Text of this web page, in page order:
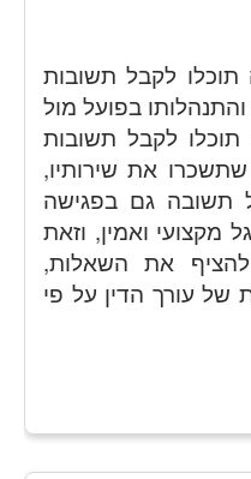
לקבל תשובות
בפועל מול
לקבל תשובות
את שירותיו,
תשובה גם בפגישה
מקצועי ואמין, וזאת
את השאלות,
של עורך הדין על פי